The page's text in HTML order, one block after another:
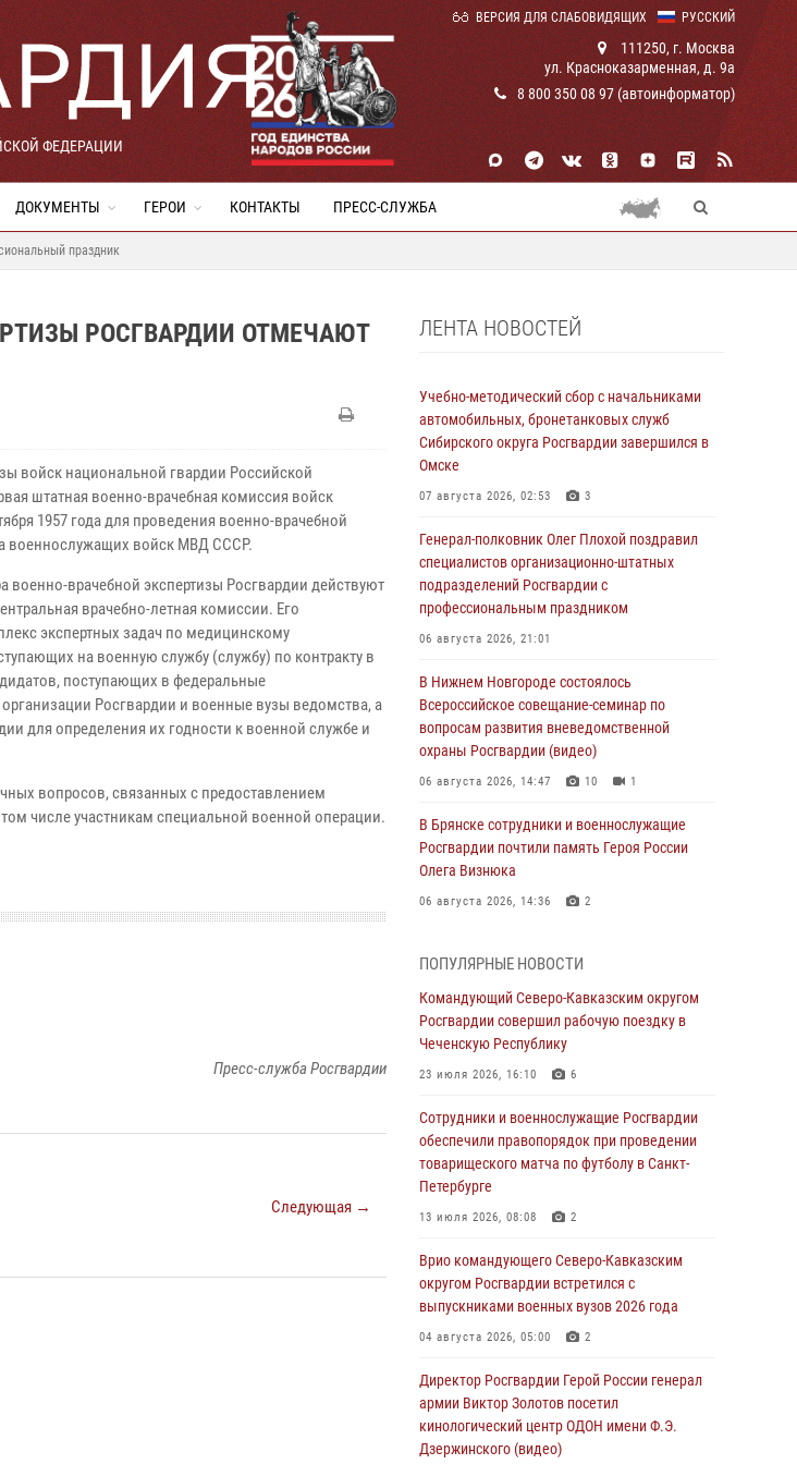
РУССКИЙ
ВЕРСИЯ ДЛЯ СЛАБОВИДЯЩИХ
ФЕДЕРАЦИИ
111250, г. Москва
ул. Красноказарменная, д. 9а
8 800 350 08 97 (автоинформатор)
ДОКУМЕНТЫ ГЕРОИ КОНТАКТЫ ПРЕСС-СЛУЖБА
праздник
РОСГВАРДИИ ОТМЕЧАЮТ
войск национальной гвардии Российской
штатная военно-врачебная комиссия войск
1957 года для проведения военно-врачебной
военнослужащих войск МВД СССР.
военно-врачебной экспертизы Росгвардии действуют
врачебно-летная комиссии. Его
экспертных задач по медицинскому
на военную службу (службу) по контракту в
поступающих в федеральные
Росгвардии и военные вузы ведомства, а
для определения их годности к военной службе и
вопросов, связанных с предоставлением
числе участникам специальной военной операции.
Пресс-служба Росгвардии
Следующая →
ЛЕНТА НОВОСТЕЙ
Учебно-методический сбор с начальниками
автомобильных, бронетанковых служб
Сибирского округа Росгвардии завершился в
Омске
07 августа 2026, 02:53 3
Генерал-полковник Олег Плохой поздравил
специалистов организационно-штатных
подразделений Росгвардии с
профессиональным праздником
06 августа 2026, 21:01
В Нижнем Новгороде состоялось
Всероссийское совещание-семинар по
вопросам развития вневедомственной
охраны Росгвардии (видео)
06 августа 2026, 14:47 10 1
В Брянске сотрудники и военнослужащие
Росгвардии почтили память Героя России
Олега Визнюка
06 августа 2026, 14:36 2
Росгвардии почтили память товарищей,
погибших при исполнении воинского долга
06 августа 2026, 13:29 5
В Центральном округе Росгвардии прошли
И.К. Яковлева
06 августа 2026, 13:24
Росгвардейцы задержали мужчину,
открывшего стрельбу в Подмосковье (видео)
Росгвардейцы провели выставку вооружения
для участников сбора «Гвардеец» в Пензе
В Курске росгвардейцы приняли участие в
митинге, посвященном второй годовщине
вторжения ВСУ на территорию области
ПОПУЛЯРНЫЕ НОВОСТИ
Командующий Северо-Кавказским округом
Росгвардии совершил рабочую поездку в
Чеченскую Республику
23 июля 2026, 16:10 6
Сотрудники и военнослужащие Росгвардии
обеспечили правопорядок при проведении
товарищеского матча по футболу в Санкт-
Петербурге
13 июля 2026, 08:08 2
Врио командующего Северо-Кавказским
округом Росгвардии встретился с
выпускниками военных вузов 2026 года
04 августа 2026, 05:00 2
Директор Росгвардии Герой России генерал
армии Виктор Золотов посетил
кинологический центр ОДОН имени Ф.Э.
Дзержинского (видео)